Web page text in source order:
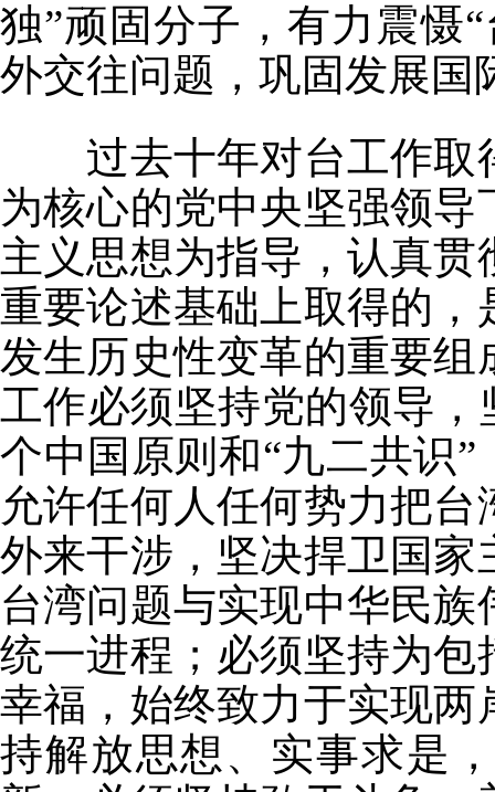
独”顽固分子，有力震慑
外交往问题，巩固发展国
过去十年对台工作
为核心的党中央坚强领
主义思想为指导，认真
重要论述基础上取得的
发生历史性变革的重要
工作必须坚持党的领导
个中国原则和“九二共识
允许任何人任何势力把
外来干涉，坚决捍卫国
台湾问题与实现中华民
统一进程；必须坚持为
幸福，始终致力于实现
持解放思想、实事求是